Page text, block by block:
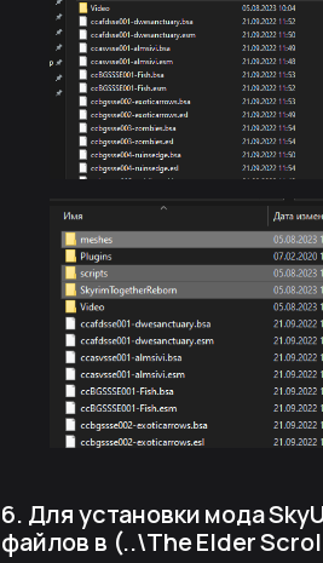
6. Для установки мода
файлов в (..\The Elder